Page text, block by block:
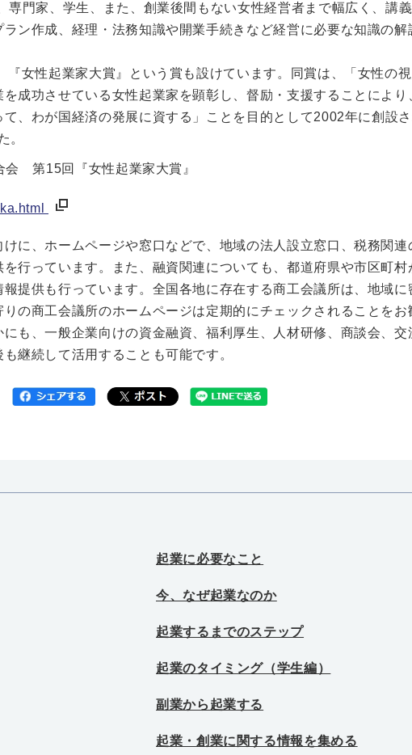
専門家、学生、また、創業後間もない女性経営者まで幅広く、講
ン作成、経理・法務知識や開業手続きなど経営に必要な知識の解
女性起業家大賞』という賞も設けています。同賞は、「女性の視
成功させている女性起業家を顕彰し、督励・支援することにより
、わが国経済の発展に資する」ことを目的として2002年に創設
。
会 第15回『女性起業家大賞』
けに、ホームページや窓口などで、地域の法人設立窓口、税務関連
行っています。また、融資関連についても、都道府県や市区町村
提供も行っています。全国各地に存在する商工会議所は、地域に
の商工会議所のホームページは定期的にチェックされることをお
も、一般企業向けの資金融資、福利厚生、人材研修、商談会、
継続して活用することも可能です。
起業に必要なこと
今、なぜ起業なのか
起業するまでのステップ
起業のタイミング（学生編）
副業から起業する
起業・創業に関する情報を集める